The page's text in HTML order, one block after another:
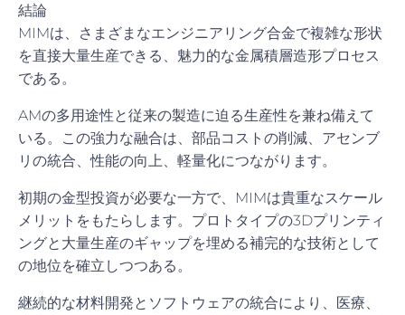
結論
MIMは、さまざまなエンジニアリング合金で複雑な形状
を直接大量生産できる、魅力的な金属積層造形プロセス
である。
AMの多用途性と従来の製造に迫る生産性を兼ね備えて
いる。この強力な融合は、部品コストの削減、アセンブ
リの統合、性能の向上、軽量化につながります。
初期の金型投資が必要な一方で、MIMは貴重なスケール
メリットをもたらします。プロトタイプの3Dプリンティ
ングと大量生産のギャップを埋める補完的な技術として
の地位を確立しつつある。
継続的な材料開発とソフトウェアの統合により、医療、